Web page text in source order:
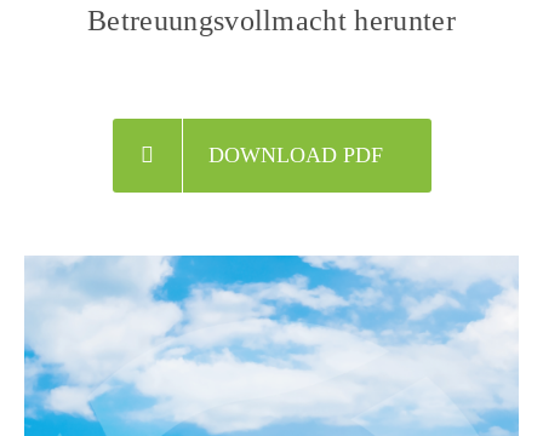
Betreuungsvollmacht herunter
DOWNLOAD PDF